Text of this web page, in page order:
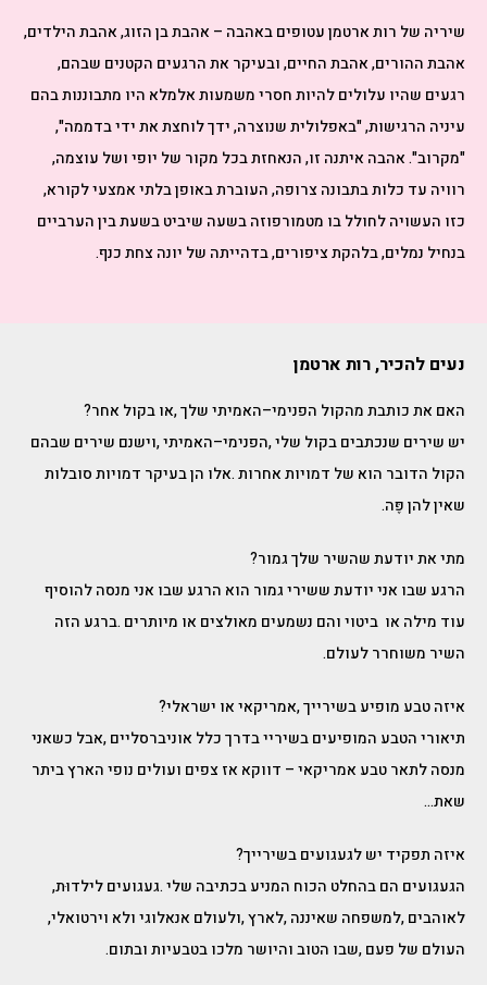
שיריה של רות ארטמן עטופים באהבה – אהבת בן הזוג, אהבת הילדים,
אהבת ההורים, אהבת החיים, ובעיקר את הרגעים הקטנים שבהם,
רגעים שהיו עלולים להיות חסרי משמעות אלמלא היו מתבוננות בהם
עיניה הרגישות, "באפלולית שנוצרה, ידך לוחצת את ידי בדממה",
"מקרוב". אהבה איתנה זו, הנאחזת בכל מקור של יופי ושל עוצמה,
רוויה עד כלות בתבונה צרופה, העוברת באופן בלתי אמצעי לקורא,
כזו העשויה לחולל בו מטמורפוזה בשעה שיביט בשעת בין הערביים
בנחיל נמלים, בלהקת ציפורים, בדהייתה של יונה צחת כנף.
נעים להכיר, רות ארטמן
האם‭ ‬את‭ ‬כותבת‭ ‬מהקול‭ ‬הפנימי–האמיתי‭ ‬שלך‭, ‬או‭ ‬בקול‭ ‬אחר‭?‬
‬שאין‭ ‬להן‭ ‬פֶּה‭. ‬
מתי‭ ‬את‭ ‬יודעת‭ ‬שהשיר‭ ‬שלך‭ ‬גמור‭?‬
‬השיר‭ ‬משוחרר‭ ‬לעולם‭.‬
איזה‭ ‬טבע‭ ‬מופיע‭ ‬בשירייך‭, ‬אמריקאי‭ ‬או‭ ‬ישראלי‭?‬
‬שאת‭…‬
איזה‭ ‬תפקיד‭ ‬יש‭ ‬לגעגועים‭ ‬בשירייך‭?‬
הגעגועים‭ ‬הם‭ ‬בהחלט‭ ‬הכוח‭ ‬המניע‭ ‬בכתיבה‭ ‬שלי‭. ‬געגועים‭ ‬לילדוּת‭,
‬לאוהבים‭, ‬למשפחה‭ ‬שאיננה‭, ‬לארץ‭, ‬ולעולם‭ ‬אנאלוגי‭ ‬ולא‭ ‬וירטואלי‭,
‬העולם‭ ‬של‭ ‬פעם‭, ‬שבו‭ ‬הטוב‭ ‬והיושר‭ ‬מלכו‭ ‬בטבעיות‭ ‬ובתום‭.‬